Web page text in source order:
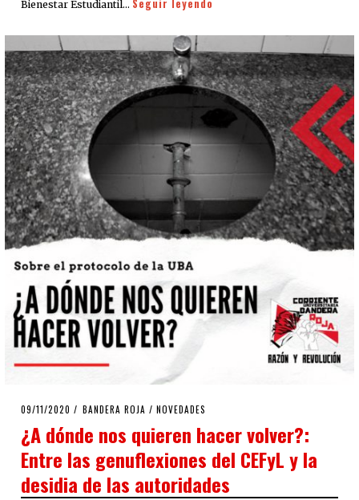
Bienestar Estudiantil… Seguir leyendo
POSTED
09/11/2020 09/11/2020
BANDERA ROJA / NOVEDADES
¿A dónde nos quieren hacer volver?:
Entre las genuflexiones del CEFyL y la
desidia de las autoridades